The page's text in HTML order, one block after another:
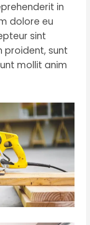
in
dolore eu
sint
sunt
mollit anim